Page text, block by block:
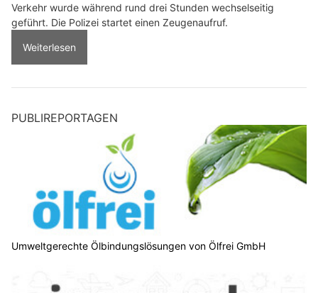
Verkehr wurde während rund drei Stunden wechselseitig
geführt. Die Polizei startet einen Zeugenaufruf.
Weiterlesen
PUBLIREPORTAGEN
Umweltgerechte Ölbindungslösungen von Ölfrei GmbH